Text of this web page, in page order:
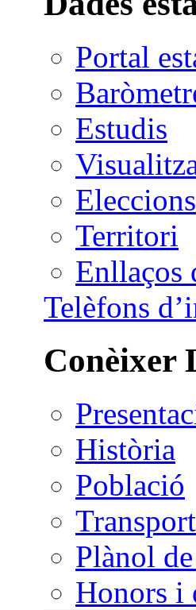
Portal
Estudis
Eleccions
Territori
Enllaços
Telèfons
Conèixer
Història
Població
Plànol
Honors i